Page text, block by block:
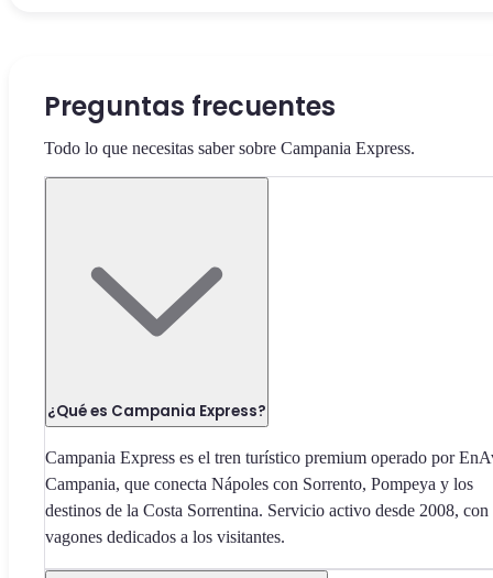
Preguntas frecuentes
Todo lo que necesitas saber sobre Campania Express.
¿Qué es Campania Express?
Campania Express es el tren turístico premium operado por
Campania, que conecta Nápoles con Sorrento, Pompeya y los
destinos de la Costa Sorrentina. Servicio activo desde 2008, con
vagones dedicados a los visitantes.